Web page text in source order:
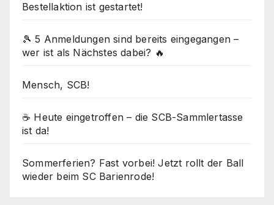
Bestellaktion ist gestartet!
🎾 5 Anmeldungen sind bereits eingegangen –
wer ist als Nächstes dabei? 🔥
Mensch, SCB!
☕ Heute eingetroffen – die SCB-Sammlertasse
ist da!
Sommerferien? Fast vorbei! Jetzt rollt der Ball
wieder beim SC Barienrode!